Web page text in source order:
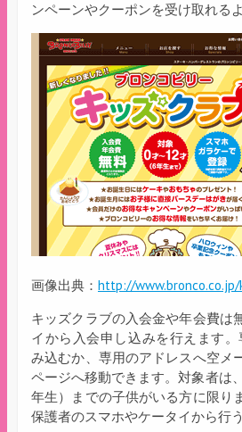
ンペーンやクーポンを受け取れる
画像出典： http://
キッズクラブの入会金や年会費は
イから入会申し込みを行えます
み込むか、専用のアドレスへ空メ
ページへ移動できます。対象者は
年生）までの子供がいる方に限り
保護者のスマホやケータイから行